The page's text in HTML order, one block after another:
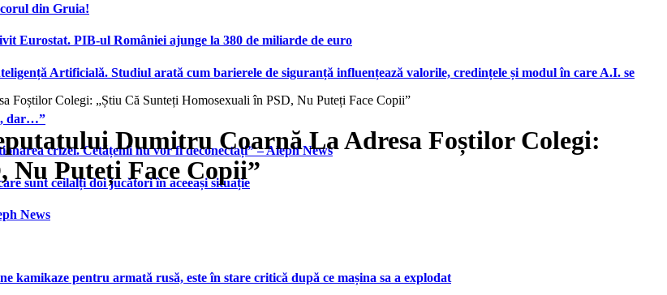
din Gruia!
Eurostat. PIB-ul României ajunge la 380 de miliarde de euro
Artificială. Studiul arată cum barierele de siguranță influențează valorile, credințele și modul în care A.I. se
dar…”
crizei. Cetățenii nu vor fi deconectați” – Aleph News
sunt ceilalți doi jucători în aceeași situație
News
pentru armată rusă, este în stare critică după ce mașina sa a explodat
Foștilor Colegi: „Știu Că Sunteți Homosexuali în PSD, Nu Puteți Face Copii”
Dumitru Coarnă La Adresa Foștilor Colegi:
Nu Puteți Face Copii”